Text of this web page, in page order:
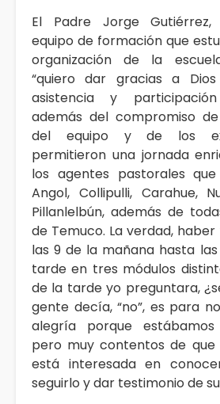
El Padre Jorge
equipo de formación que
organización de la
“quiero dar gracias a
asistencia y
además del compromiso
del equipo y de los
permitieron una jornada
los agentes pastorales
Angol, Collipulli, Carahue,
Pillanlelbún, además de
de Temuco. La verdad,
las 9 de la mañana hasta
tarde en tres módulos
de la tarde yo preguntara,
gente decía, “no”, es para
alegría porque
pero muy contentos de
está interesada en
seguirlo y dar testimonio de su